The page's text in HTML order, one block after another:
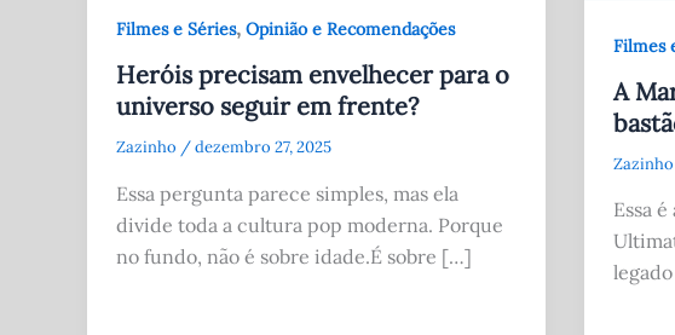
Filmes e Séries, Opinião e Recomendações
Heróis precisam envelhecer para o
universo seguir em frente?
Zazinho /dezembro 27, 2025
Essa pergunta parece simples, mas ela
divide toda a cultura pop moderna. Porque
no fundo, não é sobre idade.É sobre […]
Filmes
A
Zazinho
Essa
legado